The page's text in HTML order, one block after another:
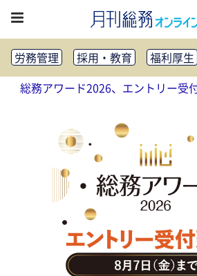
労務管理 採用・教育
福利厚生
健康経営
働き方改革
法務・コンプライアンス
リスクマネジメント・BCP
社外・社内広報
社外・社内コミュニケーション活性化
FM・オフィス移転
CSR・SDGs
テクノロジー活用・DX
助成金・補助金・コスト削減
アウトソーシング・BPO
調査・
総務アワード2026、エントリー受